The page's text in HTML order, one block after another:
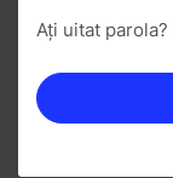
Invitați
Ați uitat parola?